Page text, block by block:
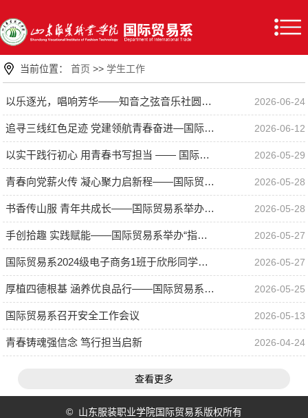
当前位置：首页 >>学生工作
2026-06-24
以乐逐光，唱响芳华——知音之弦音乐社圆满举办校园路演活动
2026-06-12
追寻三线红色足迹 党建领航青春奋进—国际贸易系学生工作党支部开展红色研学党性教育活动
2026-05-29
以实干践行初心 用青春书写担当 —— 国际贸易系党建辅导员为青年学子讲授专题党课
2026-05-28
青春向党薪火传 凝心聚力启新程——国际贸易系新团员入团仪式圆满举行
2026-05-28
书香传山服 青年共成长——国际贸易系举办读书分享交流会
2026-05-27
手创拾趣 实践赋能——国际贸易系举办“指尖方寸・手创游园”夏季游园会活动
2026-05-27
国际贸易系2024级电子商务1班于欣彤同学获学生工作处通报表扬
2026-05-25
厚植四德根基 涵养优良品行——国际贸易系开展道德教育主题班会
2026-05-13
国际贸易系召开安全工作会议
2026-04-24
青春铸魂强信念 笃行担当启新
查看更多
© 山东服装职业学院国际贸易系版权所有